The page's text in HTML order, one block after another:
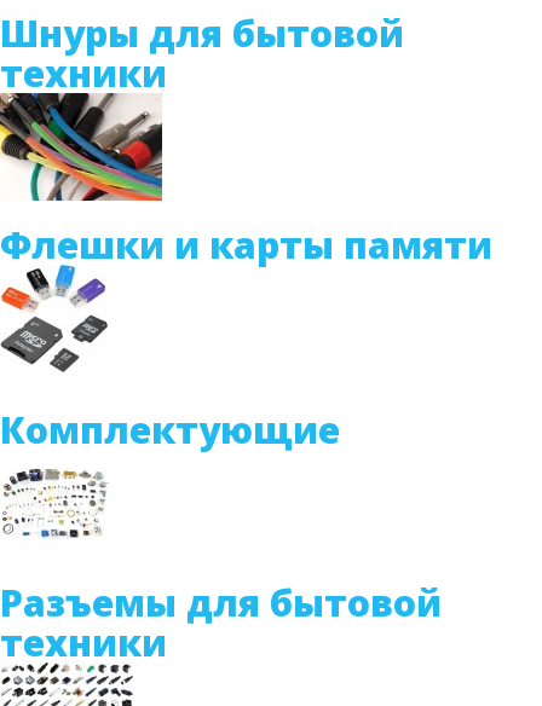
Шнуры для бытовой
техники
Флешки и карты памяти
Комплектующие
Разъемы для бытовой
техники